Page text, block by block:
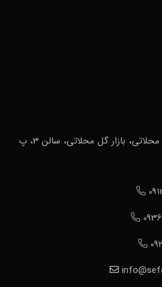
آدرس : تهران، اتوبان شهید محلاتی، بازار گل محلاتی، سالن 3، پ